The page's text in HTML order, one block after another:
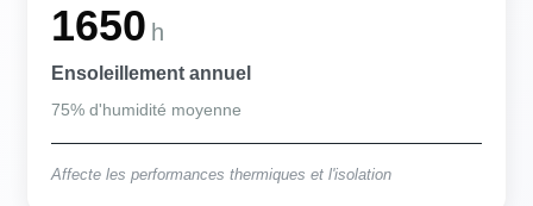
1650 h
Ensoleillement annuel
75% d'humidité moyenne
Affecte les performances thermiques et l'isolation